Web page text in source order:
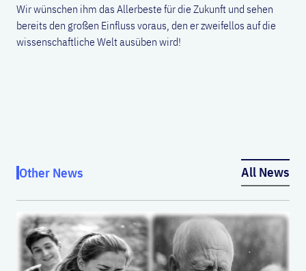
Wir wünschen ihm das Allerbeste für die Zukunft und sehen
bereits den großen Einfluss voraus, den er zweifellos auf die
wissenschaftliche Welt ausüben wird!
Other News All News